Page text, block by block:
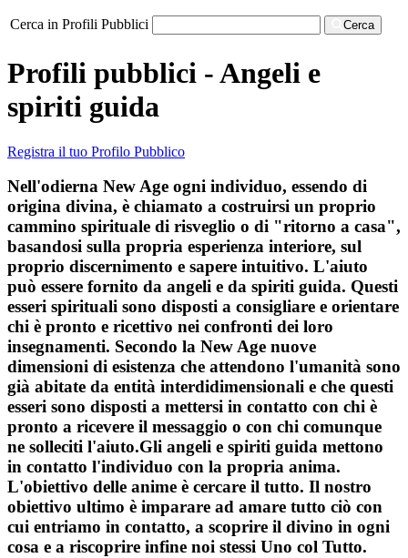
Cerca in Profili Pubblici Cerca
Profili pubblici - Angeli e
spiriti guida
Registra il tuo Profilo Pubblico
Nell'odierna New Age ogni individuo, essendo di
origina divina, è chiamato a costruirsi un proprio
cammino spirituale di risveglio o di "ritorno a casa",
basandosi sulla propria esperienza interiore, sul
proprio discernimento e sapere intuitivo. L'aiuto
può essere fornito da angeli e da spiriti guida. Questi
esseri spirituali sono disposti a consigliare e orientare
chi è pronto e ricettivo nei confronti dei loro
insegnamenti. Secondo la New Age nuove
dimensioni di esistenza che attendono l'umanità sono
già abitate da entità interdidimensionali e che questi
esseri sono disposti a mettersi in contatto con chi è
pronto a ricevere il messaggio o con chi comunque
ne solleciti l'aiuto.Gli angeli e spiriti guida mettono
in contatto l'individuo con la propria anima.
L'obiettivo delle anime è cercare il tutto. Il nostro
obiettivo ultimo è imparare ad amare tutto ciò con
cui entriamo in contatto, a scoprire il divino in ogni
cosa e a riscoprire infine noi stessi Uno col Tutto.